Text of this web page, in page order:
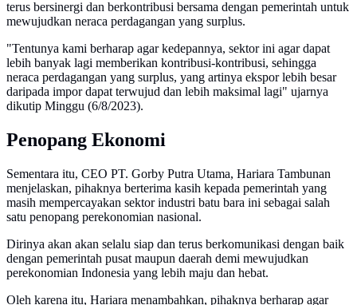
terus bersinergi dan berkontribusi bersama dengan pemerintah untuk
mewujudkan neraca perdagangan yang surplus.
"Tentunya kami berharap agar kedepannya, sektor ini agar dapat
lebih banyak lagi memberikan kontribusi-kontribusi, sehingga
neraca perdagangan yang surplus, yang artinya ekspor lebih besar
daripada impor dapat terwujud dan lebih maksimal lagi" ujarnya
dikutip Minggu (6/8/2023).
Penopang Ekonomi
Sementara itu, CEO PT. Gorby Putra Utama, Hariara Tambunan
menjelaskan, pihaknya berterima kasih kepada pemerintah yang
masih mempercayakan sektor industri batu bara ini sebagai salah
satu penopang perekonomian nasional.
Dirinya akan akan selalu siap dan terus berkomunikasi dengan baik
dengan pemerintah pusat maupun daerah demi mewujudkan
perekonomian Indonesia yang lebih maju dan hebat.
Oleh karena itu, Hariara menambahkan, pihaknya berharap agar